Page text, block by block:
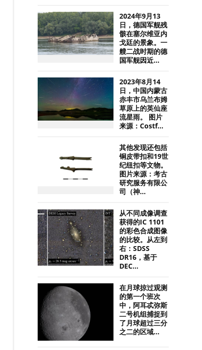
2024年9月13
日，德国军舰残
骸在塞尔维亚内
戈廷的景象。一
艘二战时期的德
国军舰因近...
2023年8月14
日，中国内蒙古
赤丰市乌兰布姆
草原上的英仙座
流星雨。 图片
来源：Costf...
其他发现还包括
铜皮带扣和19世
纪纽扣等文物。
图片来源：考古
研究服务有限公
司（神...
从不同成像调查
获得的IC 1101
的彩色合成图像
的比较。从左到
右：SDSS
DR16，基于
DEC...
在月球掠过观测
的第一个班次
中，阿耳忒弥斯
二号机组捕捉到
了月球超过三分
之二的区域...